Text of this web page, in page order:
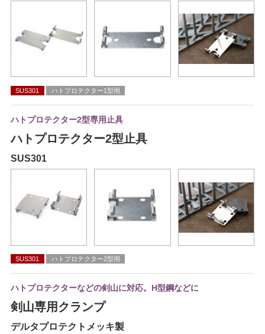
SUS301 ハトプロテクター1型用
ハトプロテクター2型専用止具
ハトプロテクター2型止具
SUS301
SUS301 ハトプロテクター2型用
ハトプロテクターなどの剣山に対応。H型鋼などに
剣山専用クランプ
デルタプロテクトメッキ製